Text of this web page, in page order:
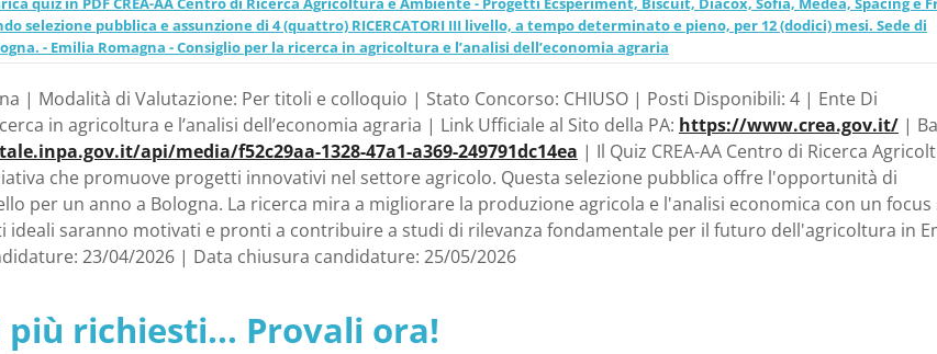
selezione pubblica e assunzione di 4 (quattro) RICERCATORI III livello, a tempo determinato e pieno, per 12 (dodici) mesi. Sede di
- Emilia Romagna - Consiglio per la ricerca in agricoltura e l’analisi dell’economia agraria
| Modalità di Valutazione: Per titoli e colloquio | Stato Concorso: CHIUSO | Posti Disponibili: 4 | Ente Di
in agricoltura e l’analisi dell’economia agraria | Link Ufficiale al Sito della PA: https://www.crea.gov.it/|
api/media/f52c29aa-1328-47a1-a369-249791dc14ea | Il Quiz CREA-AA Centro di Ricerca
che promuove progetti innovativi nel settore agricolo. Questa selezione pubblica offre l'opportunità di
per un anno a Bologna. La ricerca mira a migliorare la produzione agricola e l'analisi economica con un focus
ideali saranno motivati e pronti a contribuire a studi di rilevanza fondamentale per il futuro dell'agricoltura in
23/04/2026 | Data chiusura candidature: 25/05/2026
richiesti... Provali ora!